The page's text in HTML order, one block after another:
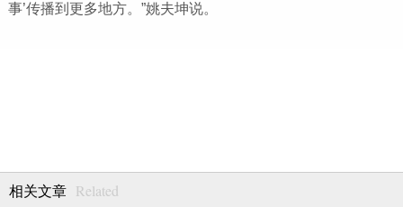
事’传播到更多地方。”姚夫坤说。
相关文章 Related